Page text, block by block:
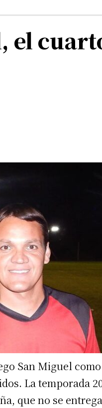
el
San Miguel
La temporada
que no se